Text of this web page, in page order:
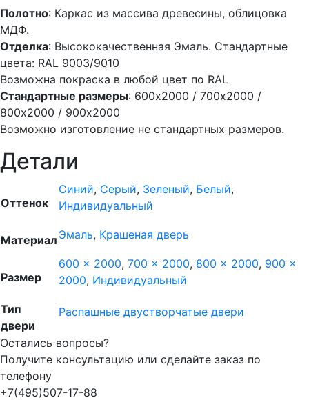
Полотно: Каркас из массива древесины, облицовка
МДФ.
Отделка: Высококачественная Эмаль. Стандартные
цвета: RAL 9003/9010
Возможна покраска в любой цвет по RAL
Стандартные размеры: 600х2000 / 700х2000 /
800х2000 / 900х2000
Возможно изготовление не стандартных размеров.
Детали
Оттенок
Синий, Серый, Зеленый, Белый,
Индивидуальный
Материал Эмаль, Крашеная дверь
Размер
600 x 2000, 700 x 2000, 800 x 2000, 900 x
2000, Индивидуальный
Тип
двери
Распашные двустворчатые двери
Остались вопросы?
Получите консультацию или сделайте заказ по
телефону
+7(495)507-17-88